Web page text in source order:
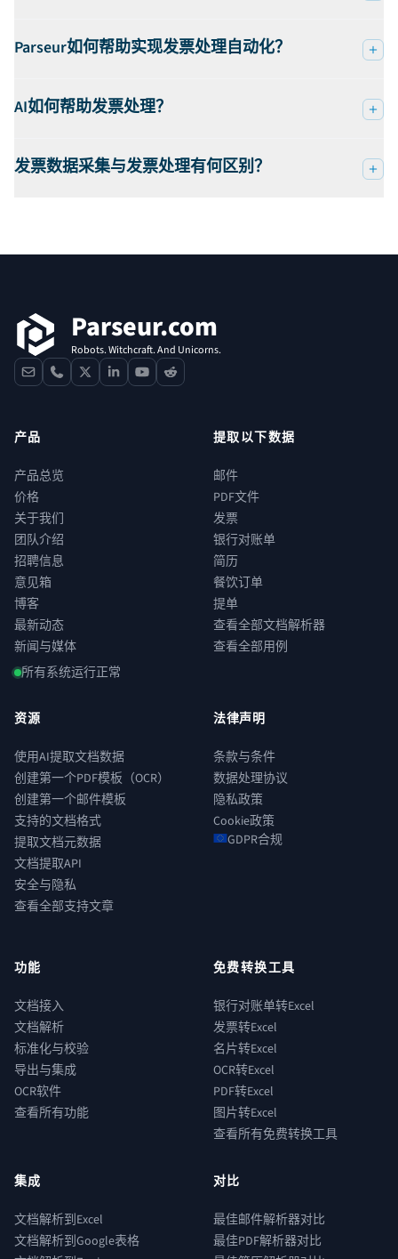
Parseur如何帮助实现发票处理自动化？
AI如何帮助发票处理？
发票数据采集与发票处理有何区别？
Parseur.com
Robots. Witchcraft. And Unicorns.
contactphone
x linkedinyoutube
reddit
产品
产品总览
价格
关于我们
团队介绍
招聘信息
意见箱
博客
最新动态
新闻与媒体
所有系统运行正常
提取以下数据
邮件
PDF文件
发票
银行对账单
简历
餐饮订单
提单
查看全部文档解析器
查看全部用例
资源
使用AI提取文档数据
创建第一个PDF模板（OCR）
创建第一个邮件模板
支持的文档格式
提取文档元数据
文档提取API
安全与隐私
查看全部支持文章
法律声明
条款与条件
数据处理协议
隐私政策
Cookie政策
GDPR合规
功能
文档接入
文档解析
标准化与校验
导出与集成
OCR软件
查看所有功能
免费转换工具
银行对账单转Excel
发票转Excel
名片转Excel
OCR转Excel
PDF转Excel
图片转Excel
查看所有免费转换工具
集成
文档解析到Excel
文档解析到Google表格
对比
最佳邮件解析器对比
最佳PDF解析器对比